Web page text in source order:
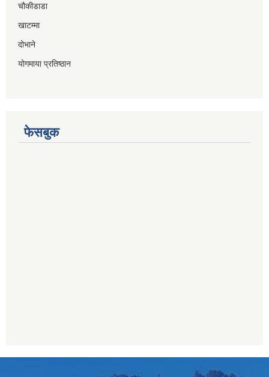
चौकीडाडा
खाटम्मा
दोभाने
योगमाया प्रतिष्ठान
फेसबुक